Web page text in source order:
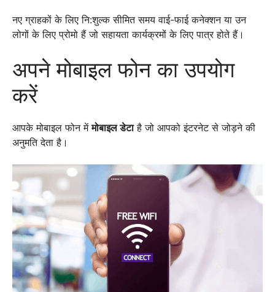
नए ग्राहकों के लिए नि:शुल्क सीमित समय वाई-फाई कनेक्शन या उन
लोगों के लिए प्रोमो हैं जो सहायता कार्यक्रमों के लिए पात्र होते हैं।
अपने मोबाइल फोन का उपयोग
करें
आपके मोबाइल फोन मेंमोबाइल डेटाहै जो आपको इंटरनेट से जोड़ने की
अनुमति देता है।